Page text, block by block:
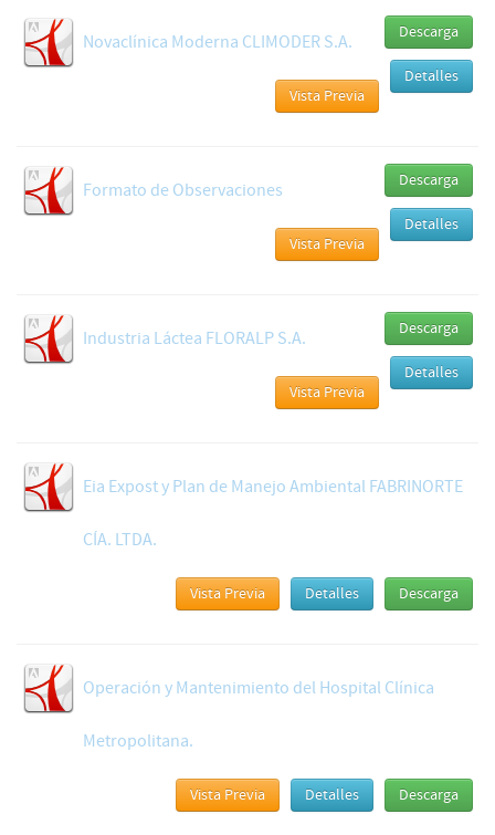
Novaclínica Moderna CLIMODER S.A. Descarga
Detalles
Vista Previa
Formato de Observaciones Descarga
Detalles
Vista Previa
Industria Láctea FLORALP S.A. Descarga
Detalles
Vista Previa
Eia Expost y Plan de Manejo Ambiental FABRINORTE
CÍA. LTDA.
Descarga
Detalles
Vista Previa
Operación y Mantenimiento del Hospital Clínica
Metropolitana.
Descarga
Detalles
Vista Previa